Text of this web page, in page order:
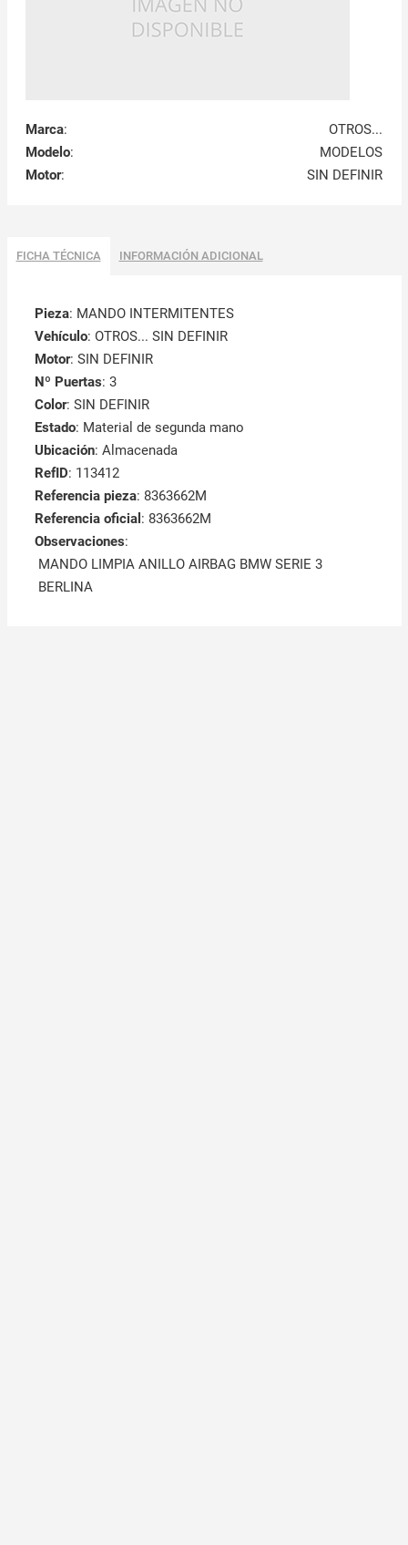
Marca:
OTROS...
Modelo:
MODELOS
Motor: SIN DEFINIR
FICHA TÉCNICA INFORMACIÓN ADICIONAL
Pieza: MANDO INTERMITENTES
Vehículo: OTROS... SIN DEFINIR
Motor: SIN DEFINIR
Nº Puertas: 3
Color: SIN DEFINIR
Estado: Material de segunda mano
Ubicación: Almacenada
RefID: 113412
Referencia pieza: 8363662M
Referencia oficial : 8363662M
Observaciones:
MANDO LIMPIA ANILLO AIRBAG BMW SERIE 3
BERLINA